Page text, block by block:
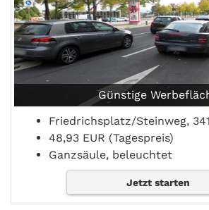
Günstige
Friedrichsplatz/Steinweg,
48,93 EUR (Tagespreis)
Ganzsäule, beleuchtet
Jetzt starten